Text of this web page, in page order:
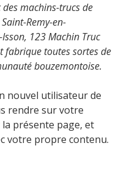
machins-trucs de
Remy-en-
123 Machin Truc
fabrique toutes sortes de
bouzemontoise.
nouvel utilisateur de
rendre sur votre
présente page, et
votre propre contenu.